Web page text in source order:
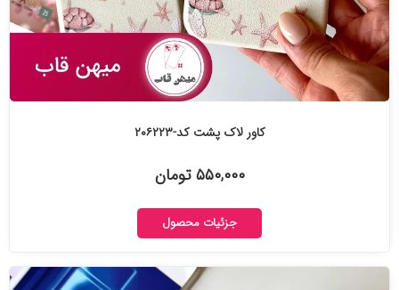
کاور لاک پشت کد-۲۰۶۲۲۳
۵۵۰,۰۰۰ تومان
جزئیات محصول